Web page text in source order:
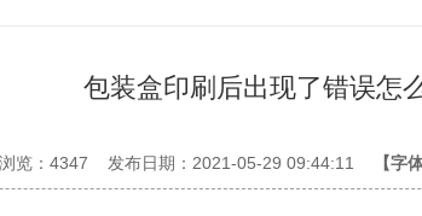
包装盒印刷后出现了错误怎
浏览：4347 发布日期：2021-05-29 09:44:11 【字